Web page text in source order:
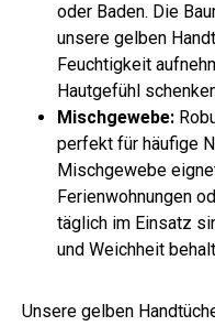
oder Baden. Die
unsere gelben
Feuchtigkeit
Hautgefühl
Mischgewebe:
perfekt für häufige
Mischgewebe
Ferienwohnungen
täglich im Einsatz
und Weichheit
Unsere gelben